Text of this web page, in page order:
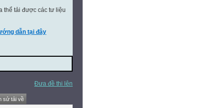
thể tải được các tư liệu
dẫn tại đây
Đưa đề thi lên
sử tải về